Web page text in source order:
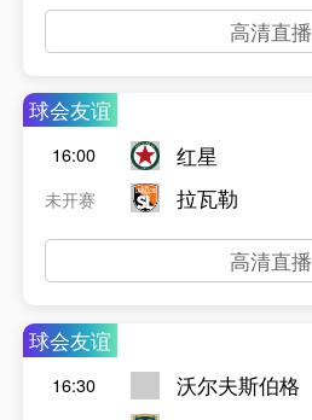
高清直播
球会友谊
16:00
未开赛
红星
拉瓦勒
高清直播
球会友谊
16:30
沃尔夫斯伯格